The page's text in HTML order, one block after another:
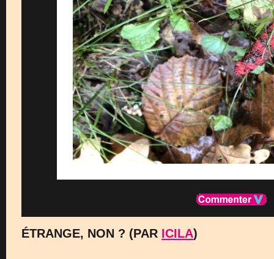
ÉTRANGE, NON ? (PAR ICILA)